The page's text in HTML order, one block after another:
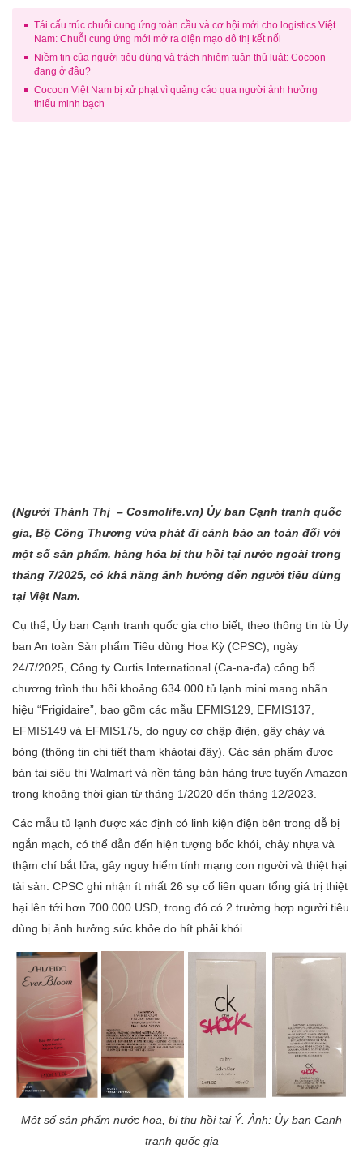
Tái cấu trúc chuỗi cung ứng toàn cầu và cơ hội mới cho logistics Việt
Nam: Chuỗi cung ứng mới mở ra diện mạo đô thị kết nối
Niềm tin của người tiêu dùng và trách nhiệm tuân thủ luật: Cocoon
đang ở đâu?
Cocoon Việt Nam bị xử phạt vì quảng cáo qua người ảnh hưởng
thiếu minh bạch
(Người Thành Thị – Cosmolife.vn) Ủy ban Cạnh tranh quốc
gia, Bộ Công Thương vừa phát đi cảnh báo an toàn đối với
một số sản phẩm, hàng hóa bị thu hồi tại nước ngoài trong
tháng 7/2025, có khả năng ảnh hưởng đến người tiêu dùng
tại Việt Nam.
Cụ thể, Ủy ban Cạnh tranh quốc gia cho biết, theo thông tin từ Ủy
ban An toàn Sản phẩm Tiêu dùng Hoa Kỳ (CPSC), ngày
24/7/2025, Công ty Curtis International (Ca-na-đa) công bố
chương trình thu hồi khoảng 634.000 tủ lạnh mini mang nhãn
hiệu “Frigidaire”, bao gồm các mẫu EFMIS129, EFMIS137,
EFMIS149 và EFMIS175, do nguy cơ chập điện, gây cháy và
bỏng (thông tin chi tiết tham khảotại đây). Các sản phẩm được
bán tại siêu thị Walmart và nền tảng bán hàng trực tuyến Amazon
trong khoảng thời gian từ tháng 1/2020 đến tháng 12/2023.
Các mẫu tủ lạnh được xác định có linh kiện điện bên trong dễ bị
ngắn mạch, có thể dẫn đến hiện tượng bốc khói, chảy nhựa và
thậm chí bắt lửa, gây nguy hiểm tính mạng con người và thiệt hại
tài sản. CPSC ghi nhận ít nhất 26 sự cố liên quan tổng giá trị thiệt
hại lên tới hơn 700.000 USD, trong đó có 2 trường hợp người tiêu
dùng bị ảnh hưởng sức khỏe do hít phải khói…
Một số sản phẩm nước hoa, bị thu hồi tại Ý. Ảnh: Ủy ban Cạnh
tranh quốc gia